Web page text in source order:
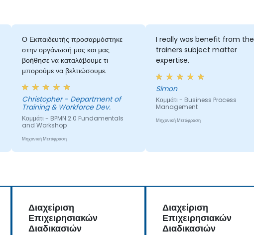
Ο Εκπαιδευτής προσαρμόστηκε
στην οργάνωσή μας και μας
βοήθησε να καταλάβουμε τι
μπορούμε να βελτιώσουμε.
Christopher - Department of
Training & Workforce Dev.
Κομμάτι - BPMN 2.0 Fundamentals
and Workshop
Μηχανική Μετάφραση
I really was benefit from the
trainers subject matter
expertise.
Simon
Κομμάτι - Business Process
Management
Μηχανική Μετάφραση
Διαχείριση
Επιχειρησιακών
Διαδικασιών
Διαχείριση
Επιχειρησιακών
Διαδικασιών